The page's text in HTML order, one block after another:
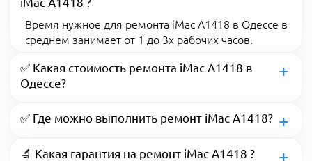
Время нужное для ремонта iMac A1418 в Одессе в
среднем занимает от 1 до 3х рабочих часов.
✅ Какая стоимость ремонта iMac A1418 в
Одессе?
✅ Где можно выполнить ремонт iMac A1418?
🔬 Какая гарантия на ремонт iMac A1418 ?